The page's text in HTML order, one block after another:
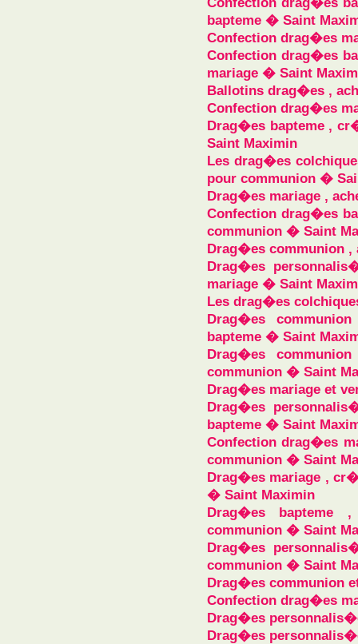
bapteme � Saint
Confection drag�es
Confection drag�es
mariage � Saint
Ballotins drag�es ,
Confection drag�es
Drag�es bapteme ,
Saint Maximin
Les drag�es
pour communion �
Drag�es mariage ,
Confection drag�es
communion � Saint
Drag�es communion
Drag�es
mariage � Saint
Les drag�es
Drag�es
bapteme � Saint
Drag�es
communion � Saint
Drag�es mariage et
Drag�es
bapteme � Saint
Confection drag�es
communion � Saint
Drag�es mariage ,
� Saint Maximin
Drag�es bapteme
communion � Saint
Drag�es
communion � Saint
Drag�es communion
Confection drag�es
Drag�es
Drag�es